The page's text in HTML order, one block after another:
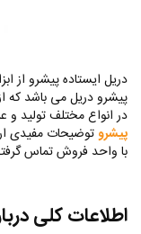
دریل ایستاده پیشرو از
پیشرو دریل می باشد که
در انواع مختلف تولید و
پیشروتوضیحات مفیدی
با واحد فروش تماس
اطلاعات کلی